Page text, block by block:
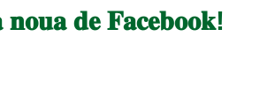
𝐝𝐞 𝐅𝐚𝐜𝐞𝐛𝐨𝐨𝐤!